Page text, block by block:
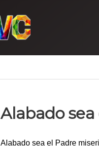
Alabado
Alabado sea el Padre